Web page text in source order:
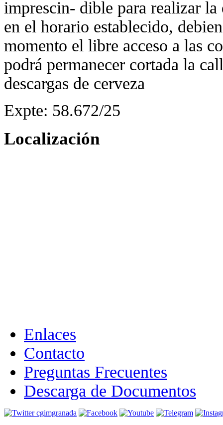
imprescin- dible para realizar la
en el horario establecido,
momento el libre acceso a las
podrá permanecer cortada la
descargas de cerveza
Expte: 58.672/25
Localización
Enlaces
Contacto
Preguntas Frecuentes
Descarga de Documentos